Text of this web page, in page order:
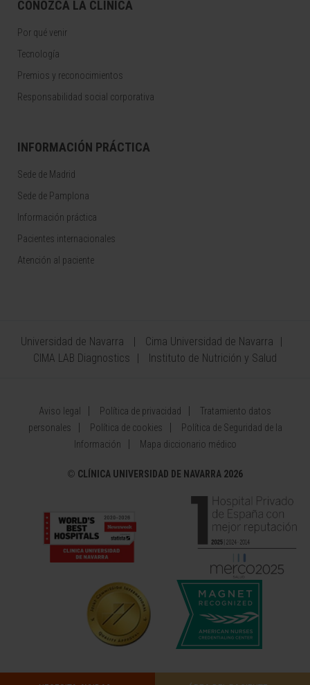
CONOZCA LA CLÍNICA
Por qué venir
Tecnología
Premios y reconocimientos
Responsabilidad social corporativa
INFORMACIÓN PRÁCTICA
Sede de Madrid
Sede de Pamplona
Información práctica
Pacientes internacionales
Atención al paciente
Universidad de Navarra
Cima Universidad de Navarra
CIMA LAB Diagnostics
Instituto de Nutrición y Salud
Aviso legal Política de privacidad
Tratamiento datos
personales
Política de cookies
Política de Seguridad de la
Información
Mapa diccionario médico
© CLÍNICA UNIVERSIDAD DE NAVARRA 2026